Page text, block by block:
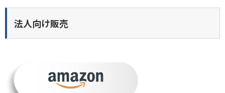
法人向け販売